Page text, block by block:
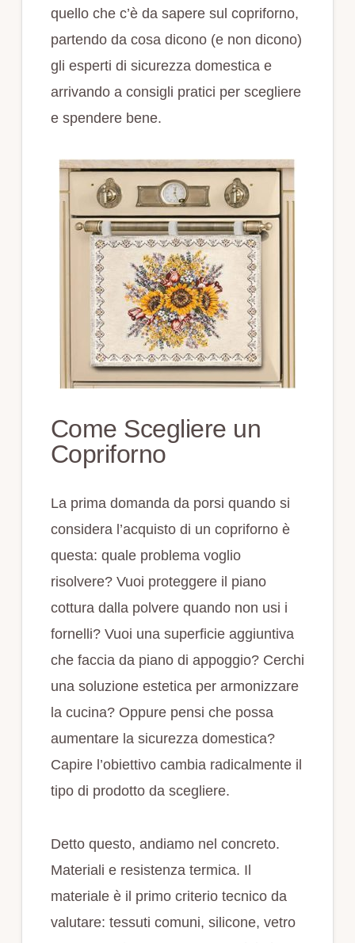
quello che c’è da sapere sul copriforno,
partendo da cosa dicono (e non dicono)
gli esperti di sicurezza domestica e
arrivando a consigli pratici per scegliere
e spendere bene.
Come Scegliere un
Copriforno
La prima domanda da porsi quando si
considera l’acquisto di un copriforno è
questa: quale problema voglio
risolvere? Vuoi proteggere il piano
cottura dalla polvere quando non usi i
fornelli? Vuoi una superficie aggiuntiva
che faccia da piano di appoggio? Cerchi
una soluzione estetica per armonizzare
la cucina? Oppure pensi che possa
aumentare la sicurezza domestica?
Capire l’obiettivo cambia radicalmente il
tipo di prodotto da scegliere.
Detto questo, andiamo nel concreto.
Materiali e resistenza termica. Il
materiale è il primo criterio tecnico da
valutare: tessuti comuni, silicone, vetro